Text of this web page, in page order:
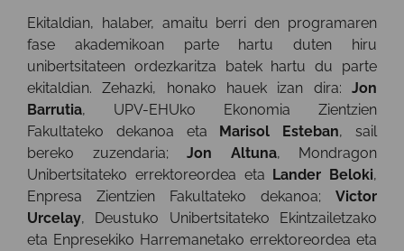
Ekitaldian, halaber, amaitu berri den programaren
fase akademikoan parte hartu duten hiru
unibertsitateen ordezkaritza batek hartu du parte
ekitaldian. Zehazki, honako hauek izan dira: Jon
Barrutia, UPV-EHUko Ekonomia Zientzien
Fakultateko dekanoa eta Marisol Esteban, sail
bereko zuzendaria; Jon Altuna, Mondragon
Unibertsitateko errektoreordea eta Lander Beloki,
Enpresa Zientzien Fakultateko dekanoa; Victor
Urcelay, Deustuko Unibertsitateko Ekintzailetzako
eta Enpresekiko Harremanetako errektoreordea eta